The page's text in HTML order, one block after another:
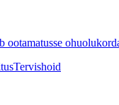
ootamatusse
Tervishoid